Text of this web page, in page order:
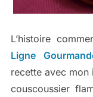
L’histoire
Ligne
recette avec mon
couscoussier